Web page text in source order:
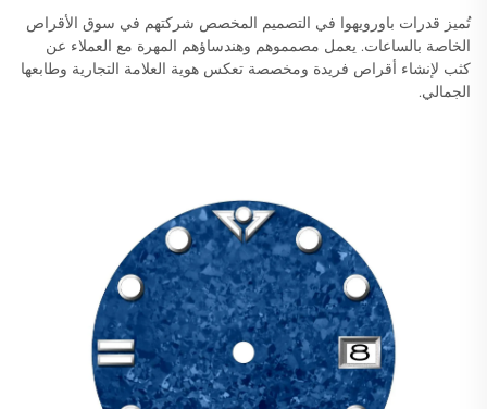
تُميز قدرات باورويهوا في التصميم المخصص شركتهم في سوق الأقراص
الخاصة بالساعات. يعمل مصمموهم وهندساؤهم المهرة مع العملاء عن
كثب لإنشاء أقراص فريدة ومخصصة تعكس هوية العلامة التجارية وطابعها
الجمالي.